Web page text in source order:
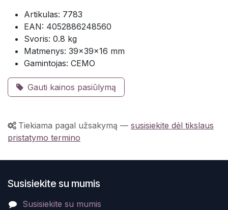
Artikulas: 7783
EAN: 4052886248560
Svoris: 0.8 kg
Matmenys: 39×39×16 mm
Gamintojas: CEMO
Gauti kainos pasiūlymą
Tiekiama pagal užsakymą — susisiekite dėl tikslaus
pristatymo termino
Susisiekite su mumis
Susisiekite su mumis